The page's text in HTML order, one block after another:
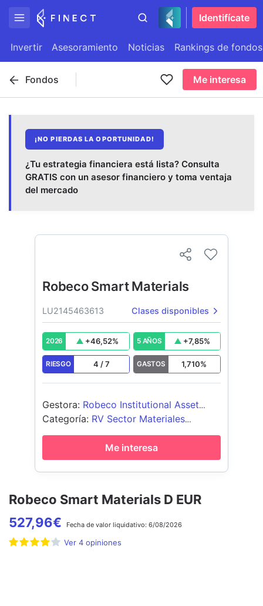
Identifícate
Invertir Asesoramiento Noticias Rankings de fondos
Fondos Me interesa
¡NO PIERDAS LA OPORTUNIDAD!
¿Tu estrategia financiera está lista? Consulta
GRATIS con un asesor financiero y toma ventaja
del mercado
Robeco Smart Materials D EUR
527,96€ Fecha de valor liquidativo: 6/08/2026
Ver 4 opiniones
Robeco Smart Materials
LU2145463613 Clases disponibles
2026 +46,52% 5 AÑOS +7,85%
RIESGO 4 /7 GASTOS 1,710%
Gestora: Robeco Institutional Asset
Management BV
Categoría: RV Sector Materiales
Industriales
Me interesa